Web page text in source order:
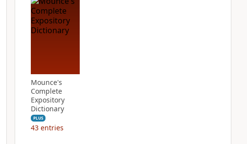
Mounce's
Complete
Expository
Dictionary
PLUS
43 entries